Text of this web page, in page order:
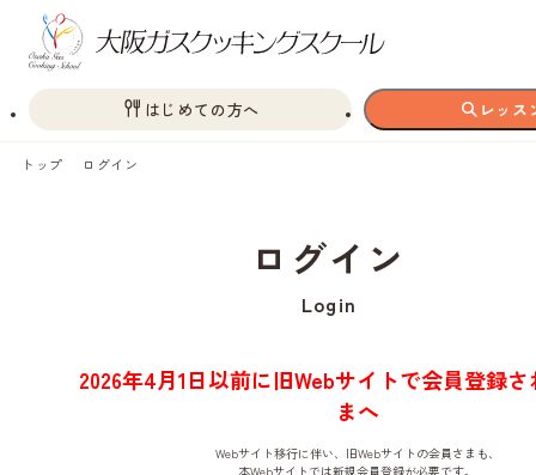
はじめての方へ レッス
トップ ログイン
ログイン
Login
2026年4月1日以前に旧Webサイトで会員登録
まへ
Webサイト移行に伴い、旧Webサイトの会員さまも、
本Webサイトでは新規会員登録が必要です。